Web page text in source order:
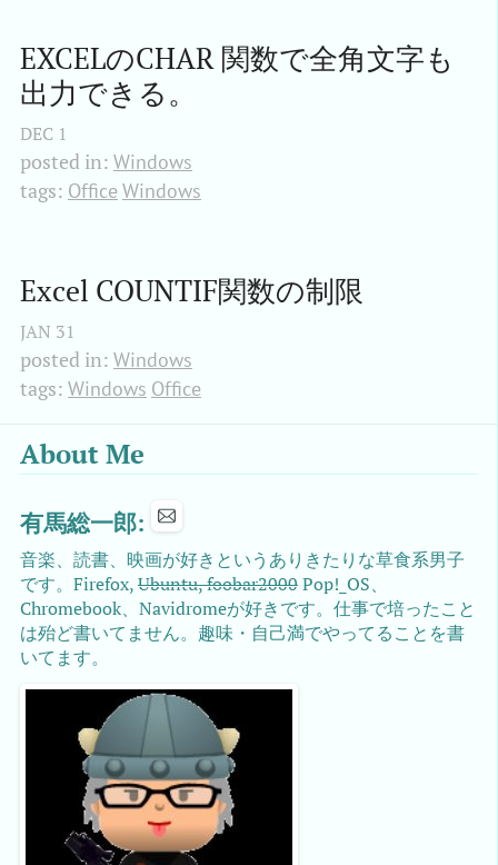
EXCELのCHAR 関数で全角文字も
出力できる。
DEC 1
posted in: Windows
tags: Office Windows
Excel COUNTIF関数の制限
JAN 31
posted in: Windows
tags: Windows Office
About Me
有馬総一郎:
音楽、読書、映画が好きというありきたりな草食系男子
です。Firefox,Ubuntu, foobar2000Pop!_OS、
Chromebook、Navidromeが好きです。仕事で培ったこと
は殆ど書いてません。趣味・自己満でやってることを書
いてます。